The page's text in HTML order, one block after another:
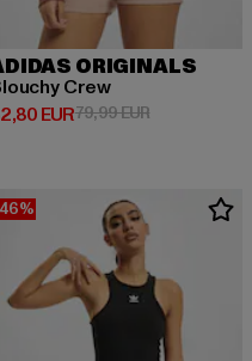
EUR
ORIGINALS
Crew
EURPreis: 32,80 EUR
79,99 EURAktionspreis: